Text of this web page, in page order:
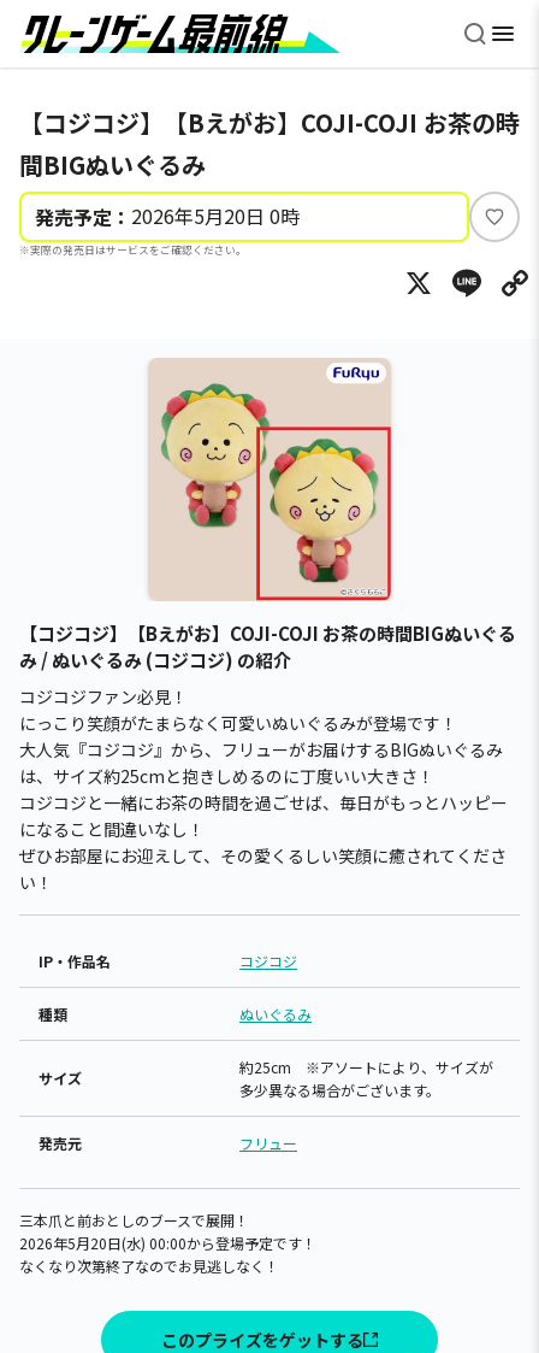
【コジコジ】【Bえがお】COJI-COJI お茶の時
間BIGぬいぐるみ
発売予定： 2026年5月20日 0時
※実際の発売日はサービスをご確認ください。
い
ね
X
【コジコジ】【Bえがお】COJI-COJI お茶の時間BIGぬいぐる
み / ぬいぐるみ (コジコジ) の紹介
コジコジファン必見！
にっこり笑顔がたまらなく可愛いぬいぐるみが登場です！
大人気『コジコジ』から、フリューがお届けするBIGぬいぐるみ
は、サイズ約25cmと抱きしめるのに丁度いい大きさ！
コジコジと一緒にお茶の時間を過ごせば、毎日がもっとハッピー
になること間違いなし！
ぜひお部屋にお迎えして、その愛くるしい笑顔に癒されてくださ
い！
IP・作品名 コジコジ
種類 ぬいぐるみ
サイズ
約25cm ※アソートにより、サイズが
多少異なる場合がございます。
発売元 フリュー
三本爪と前おとしのブースで展開！
2026年5月20日(水) 00:00から登場予定です！
なくなり次第終了なのでお見逃しなく！
このプライズをゲットする